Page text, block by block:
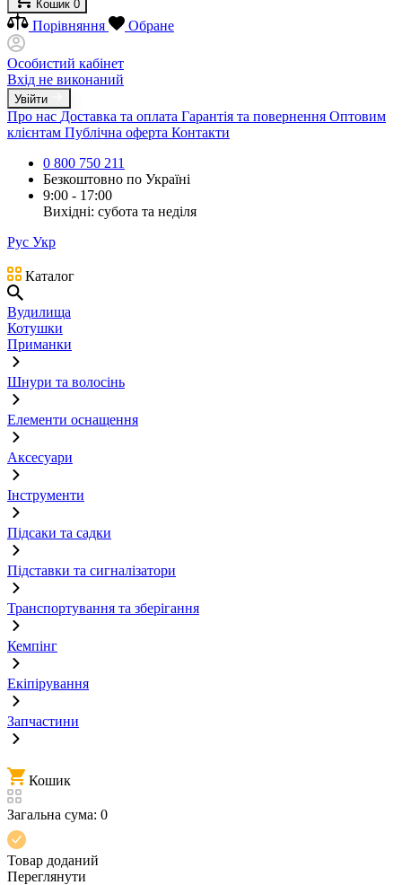
Кошик 0
Порівняння Обране
Особистий кабінет
Вхід не виконаний
Увійти
Про нас Доставка та оплата Гарантія та повернення Оптовим
клієнтам Публічна оферта Контакти
0 800 750 211
Безкоштовно по Україні
9:00 - 17:00
Вихідні: субота та неділя
Рус Укр
Каталог
Вудилища
Котушки
Приманки
Шнури та волосінь
Елементи оснащення
Аксесуари
Інструменти
Підсаки та садки
Підставки та сигналізатори
Транспортування та зберігання
Кемпінг
Екіпірування
Запчастини
Кошик
Загальна сума: 0
Товар доданий
Переглянути